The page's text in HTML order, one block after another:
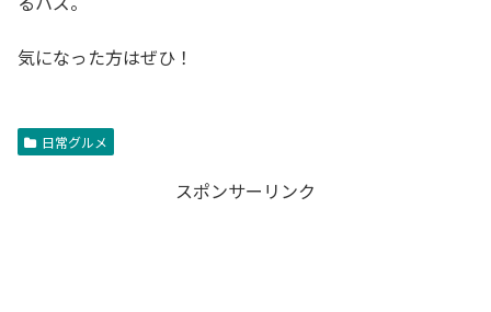
気になった方はぜひ！
日常グルメ
スポンサーリンク